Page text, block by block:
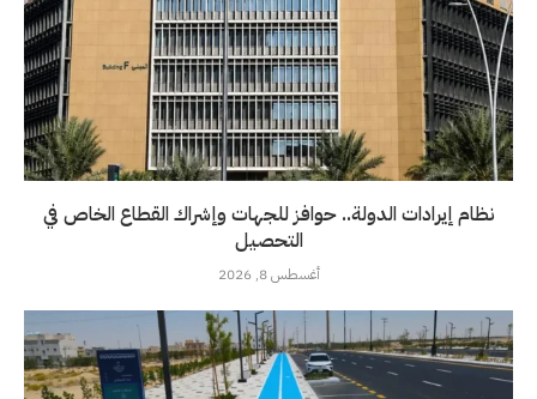
نظام إيرادات الدولة.. حوافز للجهات وإشراك القطاع الخاص في
التحصيل
أغسطس 8, 2026